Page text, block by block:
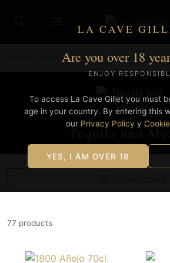
LA CAVE
Are you over 18
ENJOY
To access La Cave Gillet you must
age in your country. By entering this
our Privacy Policy y
YES, I AM OVER 18
Distilled spirits Mexico
Tequila and
77 products